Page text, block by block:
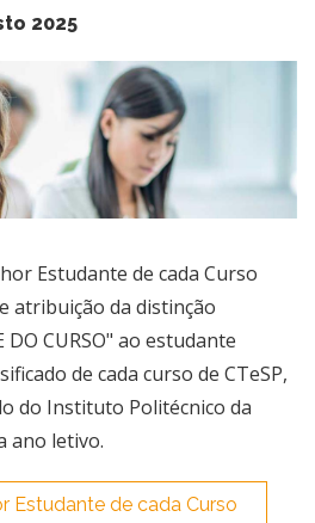
2025
Estudante de cada Curso
atribuição da distinção
DO CURSO" ao estudante
de cada curso de CTeSP,
do Instituto Politécnico da
ano letivo.
Estudante de cada Curso​